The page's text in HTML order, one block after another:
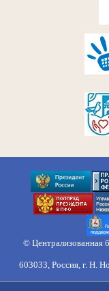
© Централизованная
603033, Россия, г. Н.